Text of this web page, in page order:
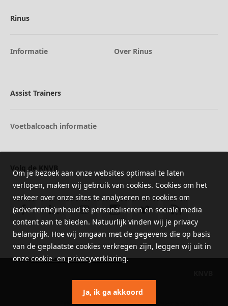
Rinus
Informatie Over Rinus
Assist Trainers
Voetbalcoach informatie
Volg de KNVB
Privacy, cookies en gebruikersvoorwaarden
Om je bezoek aan onze websites optimaal te laten
verlopen, maken wij gebruik van cookies. Cookies om het
verkeer over onze sites te analyseren en cookies om
(advertentie)inhoud te personaliseren en sociale media
content aan te bieden. Natuurlijk vinden wij je privacy
belangrijk. Hoe wij omgaan met de gegevens die op basis
van de geplaatste cookies verkregen zijn, leggen wij uit in
onzecookie- en privacyverklaring.
Ja, ik ga akkoord